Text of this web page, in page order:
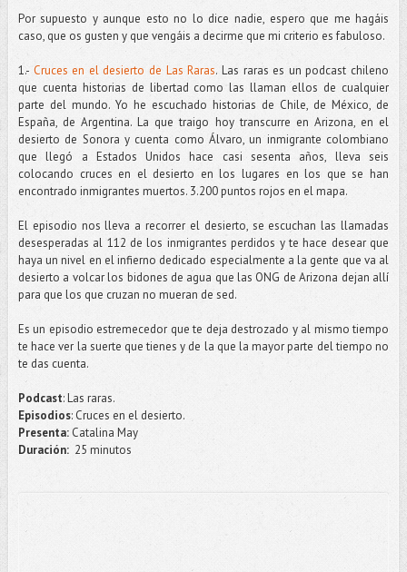
Por supuesto y aunque esto no lo dice nadie, espero que me hagáis
caso, que os gusten y que vengáis a decirme que mi criterio es fabuloso.
1.-Cruces en el desierto de Las Raras. Las raras es un podcast chileno
que cuenta historias de libertad como las llaman ellos de cualquier
parte del mundo. Yo he escuchado historias de Chile, de México, de
España, de Argentina. La que traigo hoy transcurre en Arizona, en el
desierto de Sonora y cuenta como Álvaro, un inmigrante colombiano
que llegó a Estados Unidos hace casi sesenta años, lleva seis
colocando cruces en el desierto en los lugares en los que se han
encontrado inmigrantes muertos. 3.200 puntos rojos en el mapa.
El episodio nos lleva a recorrer el desierto, se escuchan las llamadas
desesperadas al 112 de los inmigrantes perdidos y te hace desear que
haya un nivel en el infierno dedicado especialmente a la gente que va al
desierto a volcar los bidones de agua que las ONG de Arizona dejan allí
para que los que cruzan no mueran de sed.
Es un episodio estremecedor que te deja destrozado y al mismo tiempo
te hace ver la suerte que tienes y de la que la mayor parte del tiempo no
te das cuenta.
Podcast: Las raras.
Episodios: Cruces en el desierto.
Presenta:Catalina May
Duración: 25 minutos